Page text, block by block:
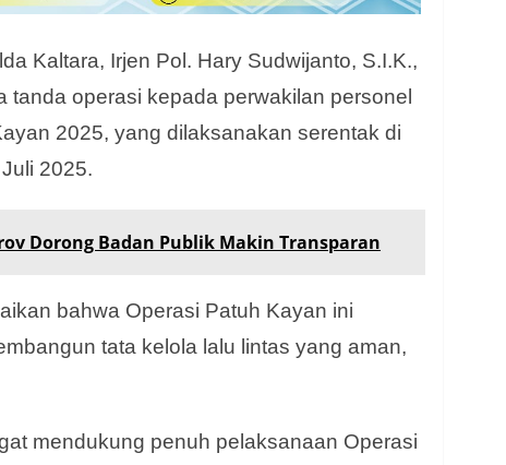
Kaltara, Irjen Pol. Hary Sudwijanto, S.I.K.,
operasi kepada perwakilan personel
2025, yang dilaksanakan serentak di
2025.
Dorong Badan Publik Makin Transparan
bahwa Operasi Patuh Kayan ini
tata kelola lalu lintas yang aman,
mendukung penuh pelaksanaan Operasi